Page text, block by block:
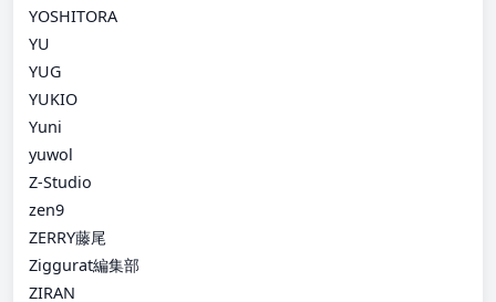
YOSHITORA
YU
YUG
YUKIO
Yuni
yuwol
Z-Studio
zen9
ZERRY藤尾
Ziggurat編集部
ZIRAN